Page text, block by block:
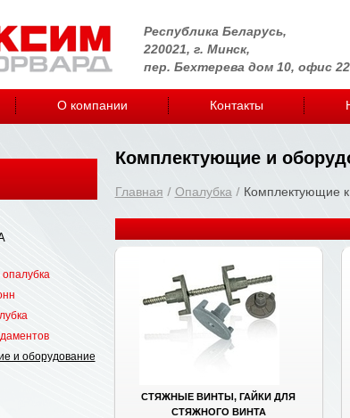
Республика Беларусь,
220021, г. Минск,
пер. Бехтерева дом 10, офис
О компании Контакты
и оборудование
Комплектующие и
Главная Опалубка Комплектующие к
СТЯЖНЫЕ ВИНТЫ, ГАЙКИ ДЛЯ
СТЯЖНОГО ВИНТА